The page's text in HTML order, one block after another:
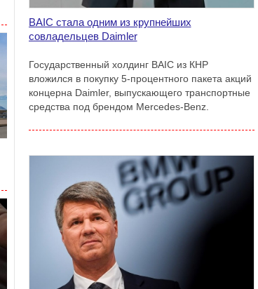
BAIC стала одним из крупнейших
совладельцев Daimler
Государственный холдинг BAIC из КНР
вложился в покупку 5-процентного пакета акций
концерна Daimler, выпускающего транспортные
средства под брендом Mercedes-Benz.